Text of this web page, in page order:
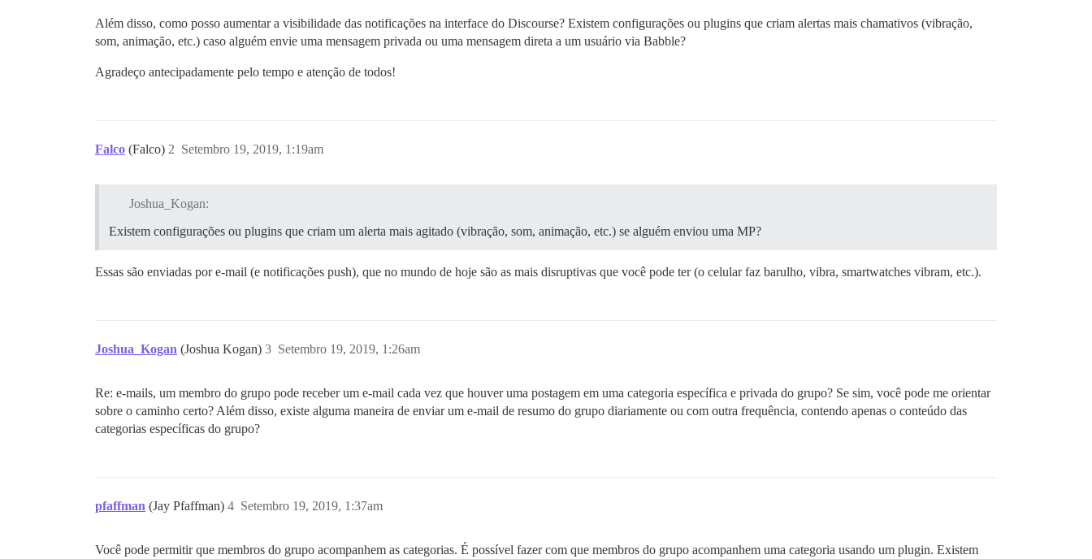
Além disso, como posso aumentar a visibilidade das notificações na interface do Discourse? Existem configurações ou plugins que criam alertas mais chamativos (vibração,
som, animação, etc.) caso alguém envie uma mensagem privada ou uma mensagem direta a um usuário via Babble?
Agradeço antecipadamente pelo tempo e atenção de todos!
Falco (Falco) Setembro 19, 2019, 1:19am
2
Joshua_Kogan:
Existem configurações ou plugins que criam um alerta mais agitado (vibração, som, animação, etc.) se alguém enviou uma MP?
Essas são enviadas por e-mail (e notificações push), que no mundo de hoje são as mais disruptivas que você pode ter (o celular faz barulho, vibra, smartwatches vibram, etc.).
Joshua_Kogan (Joshua Kogan) Setembro 19, 2019, 1:26am
3
Re: e-mails, um membro do grupo pode receber um e-mail cada vez que houver uma postagem em uma categoria específica e privada do grupo? Se sim, você pode me orientar
sobre o caminho certo? Além disso, existe alguma maneira de enviar um e-mail de resumo do grupo diariamente ou com outra frequência, contendo apenas o conteúdo das
categorias específicas do grupo?
pfaffman (Jay Pfaffman) Setembro 19, 2019, 1:37am
4
Você pode permitir que membros do grupo acompanhem as categorias. É possível fazer com que membros do grupo acompanhem uma categoria usando um plugin. Existem